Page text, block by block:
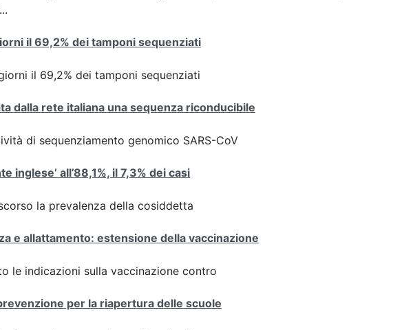
il 69,2% dei tamponi sequenziati
il 69,2% dei tamponi sequenziati
dalla rete italiana una sequenza riconducibile
di sequenziamento genomico SARS-CoV
inglese’ all’88,1%, il 7,3% dei casi
la prevalenza della cosiddetta
e allattamento: estensione della vaccinazione
le indicazioni sulla vaccinazione contro
per la riapertura delle scuole